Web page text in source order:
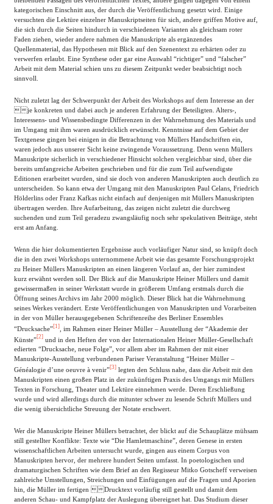
kategorischen Einschnitt aus, der durch die Veröffentlichung gesetzt wird. Einige
versuchten die Lektüre einzelner Manuskriptseiten für sich, andere griffen Motive auf,
die sich durch die Seiten hindurch in verschiedenen Varianten als gleichsam roter
Faden ziehen, wieder andere nahmen die Manuskripte als ergänzendes
Quellenmaterial, das Hypothesen mit Blick auf den Szenentext zu erhärten oder zu
verwerfen erlaubt. Eine Synthese oder gar eine Auswahl “richtiger” und “falscher”
Arbeit mit dem Material schien uns zu diesem Zeitpunkt weder beabsichtigt noch
sinnvoll.
Nicht zuletzt lag der Schwerpunkt der Arbeit des Workshops auf dem Interesse an der
je konkreten und dabei auch je anderen Erfahrung der Beteiligten. Alters-,
Interessens- und Wissensbedingte Differenzen in der Wahrnehmung des Materials und
im Umgang mit ihm waren ausdrücklich erwünscht. Kenntnisse auf dem Gebiet der
Textgenese gingen bei einigen in die Betrachtung von Müllers Handschriften ein,
waren jedoch aus unserer Sicht keine zwingende Voraussetzung. Denn wenn Müllers
Manuskripte sicherlich in verschiedener Hinsicht solchen vergleichbar sind, über die
bereits umfangreiche Arbeiten geschrieben und für die zum Teil aufwendigste
Editionen erarbeitet wurden, sind sie doch von anderen Manuskripten auch deutlich zu
unterscheiden. So kann etwa der Umgang mit den Manuskripten Paul Celans, Friedrich
Hölderlins oder Franz Kafkas nicht einfach auf denjenigen mit Müllers Manuskripten
übertragen werden. Ihre Aufarbeitung, das zeigen nicht zuletzt die durchweg
suchenden und zum Teil geradezu zwangsläufig noch sehr spekulativen Beiträge, steht
erst am Anfang.
Wenn die hier dokumentierten Ergebnisse auch vorläufiger Natur sind, so knüpft doch
die in den zwei Workshops unternommene Arbeit wie das gesamte Forschungsprojekt
zu Heiner Müllers Manuskripten an einen längeren Vorlauf an, der hier zumindest
kurz erwähnt werden soll. Der Blick auf die Manuskripte Heiner Müllers und damit
gewissermaßen in seiner Werkstatt wurde in größerem Umfang erstmals durch die
Öffnung seines Archivs im Jahr 2000 möglich. Dieser Blick hat die Wahrnehmung
seines Werkes verändert. Erste Veröffentlichungen von Manuskripten und Vorarbeiten
in der von Müller herausgegebenen Schriftenreihe des Berliner Ensembles
“Drucksache”[1]
, im Rahmen einer Heiner Müller – Ausstellung der “Akademie der
Künste” [2]
und in den Heften der von der Internationalen Heiner Müller-Gesellschaft
edierten “Drucksache, neue Folge”, vor allem aber im Rahmen der mit einer
Manuskripte-Ausstellung verbundenen Pariser Veranstaltung “Heiner Müller –
Généalogie d’une oeuvre à venir”[3] legten den Schluss nahe, dass die Arbeit mit den
Manuskripten einen großen Platz in der zukünftigen Praxis des Umgangs mit Müllers
Texten in Forschung, Theater und Lektüre einnehmen werde. Deren Erschließung
wurde und wird allerdings durch die mitunter schwer zu lesende Schrift Müllers und
die wenig übersichtliche Streuung der Notate erschwert.
Wer die Manuskripte Heiner Müllers betrachtet, der blickt auf die Schauplätze mühsam
still gestellter Konflikte: Texte wie “Die Hamletmaschine”, deren Genese in ersten
wissenschaftlichen Arbeiten untersucht wurde, gingen aus einem Corpus von
Manuskripten hervor, der mehrere hundert Seiten umfasst. In poetologischen und
dramaturgischen Schriften wie dem Brief an den Regisseur Mitko Gotscheff verweisen
zahlreiche Umstellungen, Streichungen und Einfügungen auf die Fragen und Aporien
hin, die Müller im fertigen Drucktext vorläufig still gestellt und damit dem
anderen Schau- und Kampfplatz der Auslegung übereignet hat. Das Studium dieser